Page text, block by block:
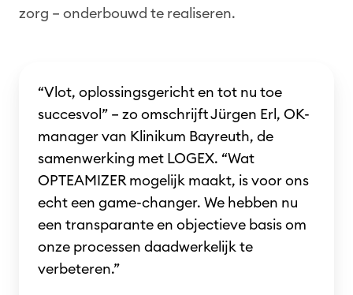
zorg – onderbouwd te realiseren.
“Vlot, oplossingsgericht en tot nu toe
succesvol” – zo omschrijft Jürgen Erl, OK-
manager van Klinikum Bayreuth, de
samenwerking met LOGEX. “Wat
OPTEAMIZER mogelijk maakt, is voor ons
echt een game-changer. We hebben nu
een transparante en objectieve basis om
onze processen daadwerkelijk te
verbeteren.”